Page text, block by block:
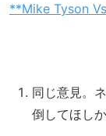
**Mike Tyson
同じ意見。
倒してほしか